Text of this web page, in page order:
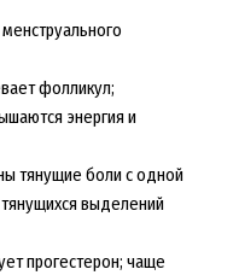
фолликул;
энергия и
тянущие боли с одной
выделений
прогестерон; чаще